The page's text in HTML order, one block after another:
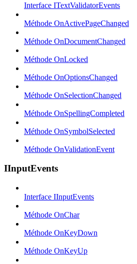
Interface ITextValidatorEvents
Méthode OnActivePageChanged
Méthode OnDocumentChanged
Méthode OnLocked
Méthode OnOptionsChanged
Méthode OnSelectionChanged
Méthode OnSpellingCompleted
Méthode OnSymbolSelected
Méthode OnValidationEvent
IInputEvents
Interface IInputEvents
Méthode OnChar
Méthode OnKeyDown
Méthode OnKeyUp